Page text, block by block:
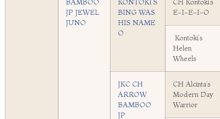
BAMBOO
JP JEWEL
JUNO
KONTOKI’S
BING WAS
HIS NAME
O
CH Kontoki’s
E-I-E-I-O
Kontoki’s
Helen
Wheels
JKC CH
ARROW
BAMBOO
JP
CH Alcinta’s
Modern Day
Warrior